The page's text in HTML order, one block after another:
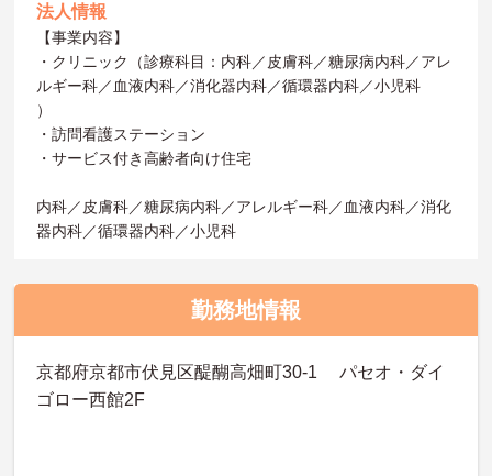
法人情報
【事業内容】
・クリニック（診療科目：内科／皮膚科／糖尿病内科／アレ
ルギー科／血液内科／消化器内科／循環器内科／小児科
）
・訪問看護ステーション
・サービス付き高齢者向け住宅
内科／皮膚科／糖尿病内科／アレルギー科／血液内科／消化
器内科／循環器内科／小児科
勤務地情報
京都府京都市伏見区醍醐高畑町30-1 パセオ・ダイ
ゴロー西館2F